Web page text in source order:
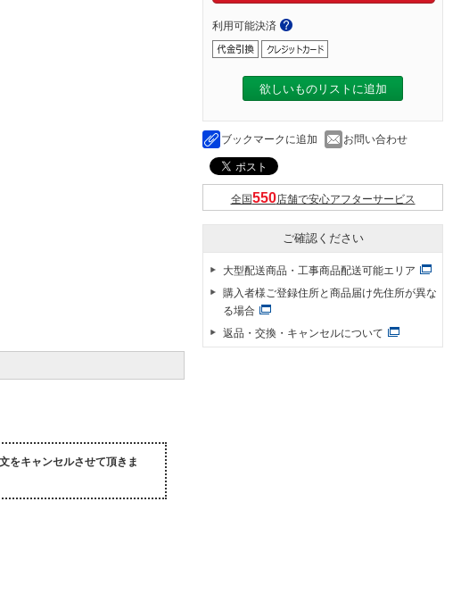
をキャンセルさせて頂きま
利用可能決済
欲しいものリストに追加
ブックマークに追加 お問い合わせ
全国 店舗で安心アフターサービス
ご確認ください
大型配送商品・工事商品配送可能エリア
購入者様ご登録住所と商品届け先住所が異な
る場合
返品・交換・キャンセルについて